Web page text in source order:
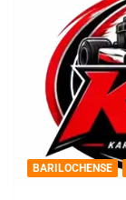
BARILOCHENSE